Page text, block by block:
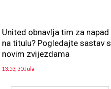
United obnavlja tim za napad
na titulu? Pogledajte sastav s
novim zvijezdama
13:53, 30 Jula